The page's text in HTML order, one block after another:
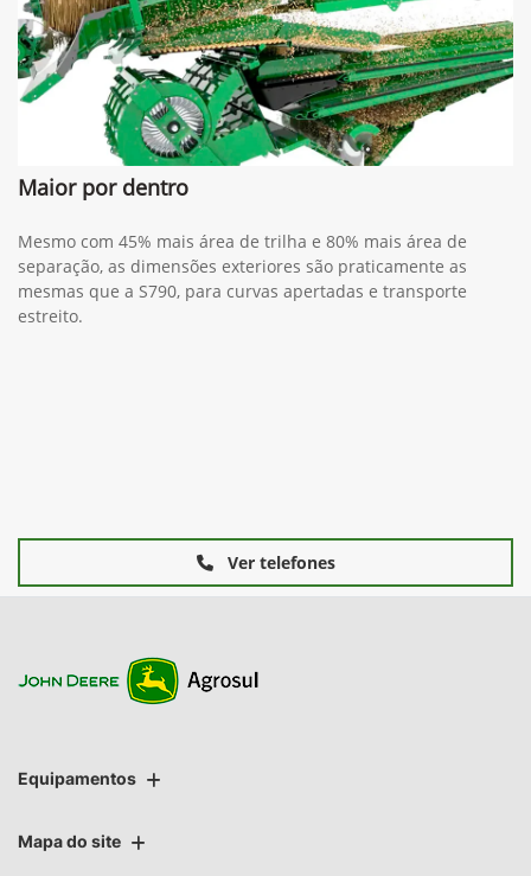
Maior por dentro
Mesmo com 45% mais área de trilha e 80% mais área de
separação, as dimensões exteriores são praticamente as
mesmas que a S790, para curvas apertadas e transporte
estreito.
Ver telefones
Equipamentos
Mapa do site